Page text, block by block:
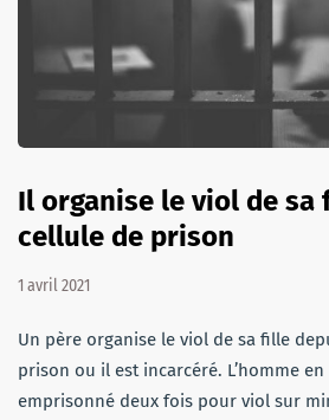
Il organise le viol de sa
cellule de prison
1 avril 2021
Un père organise le viol de sa fille
prison ou il est incarcéré. L’homme
emprisonné deux fois pour viol sur